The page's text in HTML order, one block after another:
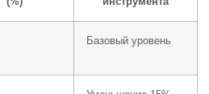
Базовый уровень